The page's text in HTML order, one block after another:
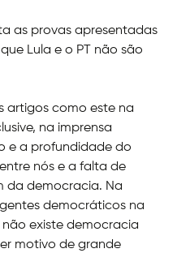
as provas apresentadas
Lula e o PT não são
artigos como este na
na imprensa
e a profundidade do
nós e a falta de
da democracia. Na
democráticos na
existe democracia
motivo de grande